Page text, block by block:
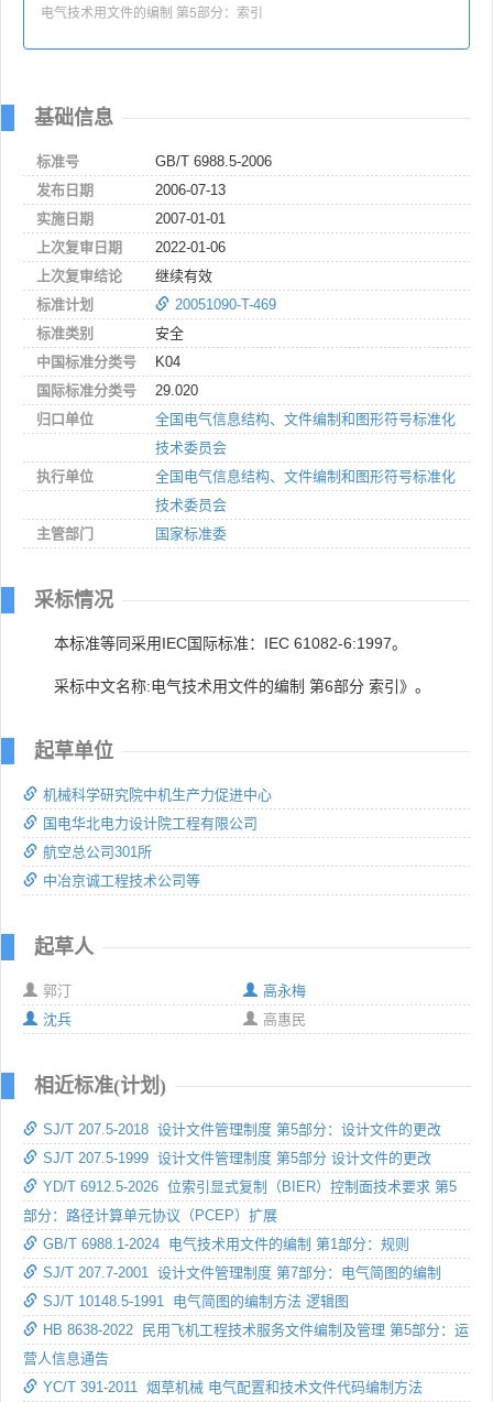
电气技术用文件的编制 第5部分：索引
基础信息
标准号
GB/T 6988.5-2006
发布日期
2006-07-13
实施日期
2007-01-01
上次复审日期
2022-01-06
上次复审结论
继续有效
标准计划
20051090-T-469
标准类别
安全
中国标准分类号
K04
国际标准分类号
29.020
归口单位
全国电气信息结构、文件编制和图形符号标准化
技术委员会
执行单位
全国电气信息结构、文件编制和图形符号标准化
技术委员会
主管部门
国家标准委
采标情况
本标准等同采用IEC国际标准：IEC 61082-6:1997。
采标中文名称:电气技术用文件的编制 第6部分 索引》。
起草单位
机械科学研究院中机生产力促进中心
国电华北电力设计院工程有限公司
航空总公司301所
中冶京诚工程技术公司等
起草人
郭汀
高永梅
沈兵
高惠民
相近标准(计划)
SJ/T 207.5-2018 设计文件管理制度 第5部分：设计文件的更改
SJ/T 207.5-1999 设计文件管理制度 第5部分 设计文件的更改
YD/T 6912.5-2026 位索引显式复制（BIER）控制面技术要求 第5
部分：路径计算单元协议（PCEP）扩展
GB/T 6988.1-2024 电气技术用文件的编制 第1部分：规则
SJ/T 207.7-2001 设计文件管理制度 第7部分：电气简图的编制
SJ/T 10148.5-1991 电气简图的编制方法 逻辑图
HB 8638-2022 民用飞机工程技术服务文件编制及管理 第5部分：运
营人信息通告
YC/T 391-2011 烟草机械 电气配置和技术文件代码编制方法